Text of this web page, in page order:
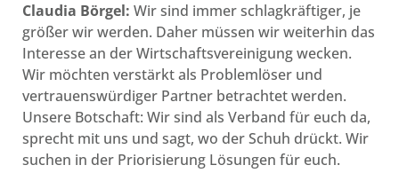
Claudia Börgel: Wir sind immer schlagkräftiger, je
größer wir werden. Daher müssen wir weiterhin das
Interesse an der Wirtschaftsvereinigung wecken.
Wir möchten verstärkt als Problemlöser und
vertrauenswürdiger Partner betrachtet werden.
Unsere Botschaft: Wir sind als Verband für euch da,
sprecht mit uns und sagt, wo der Schuh drückt. Wir
suchen in der Priorisierung Lösungen für euch.